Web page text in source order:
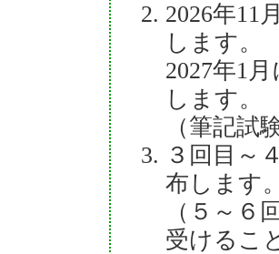
2026年11
します。
2027年1
します。
（筆記試
３回目～
布します。
（５～６
受けるこ